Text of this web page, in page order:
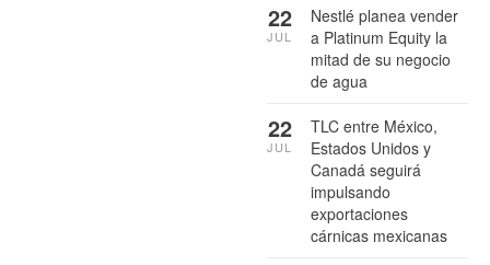
Nestlé planea vender
a Platinum Equity la
mitad de su negocio
de agua
22
JUL
TLC entre México,
Estados Unidos y
Canadá seguirá
impulsando
exportaciones
cárnicas mexicanas
22
JUL